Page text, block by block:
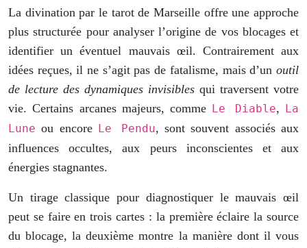
La divination par le tarot de Marseille offre une approche
plus structurée pour analyser l’origine de vos blocages et
identifier un éventuel mauvais œil. Contrairement aux
idées reçues, il ne s’agit pas de fatalisme, mais d’un outil
de lecture des dynamiques invisibles qui traversent votre
vie. Certains arcanes majeurs, comme Le Diable, La
Lune ou encore Le Pendu, sont souvent associés aux
influences occultes, aux peurs inconscientes et aux
énergies stagnantes.
Un tirage classique pour diagnostiquer le mauvais œil
peut se faire en trois cartes : la première éclaire la source
du blocage, la deuxième montre la manière dont il vous